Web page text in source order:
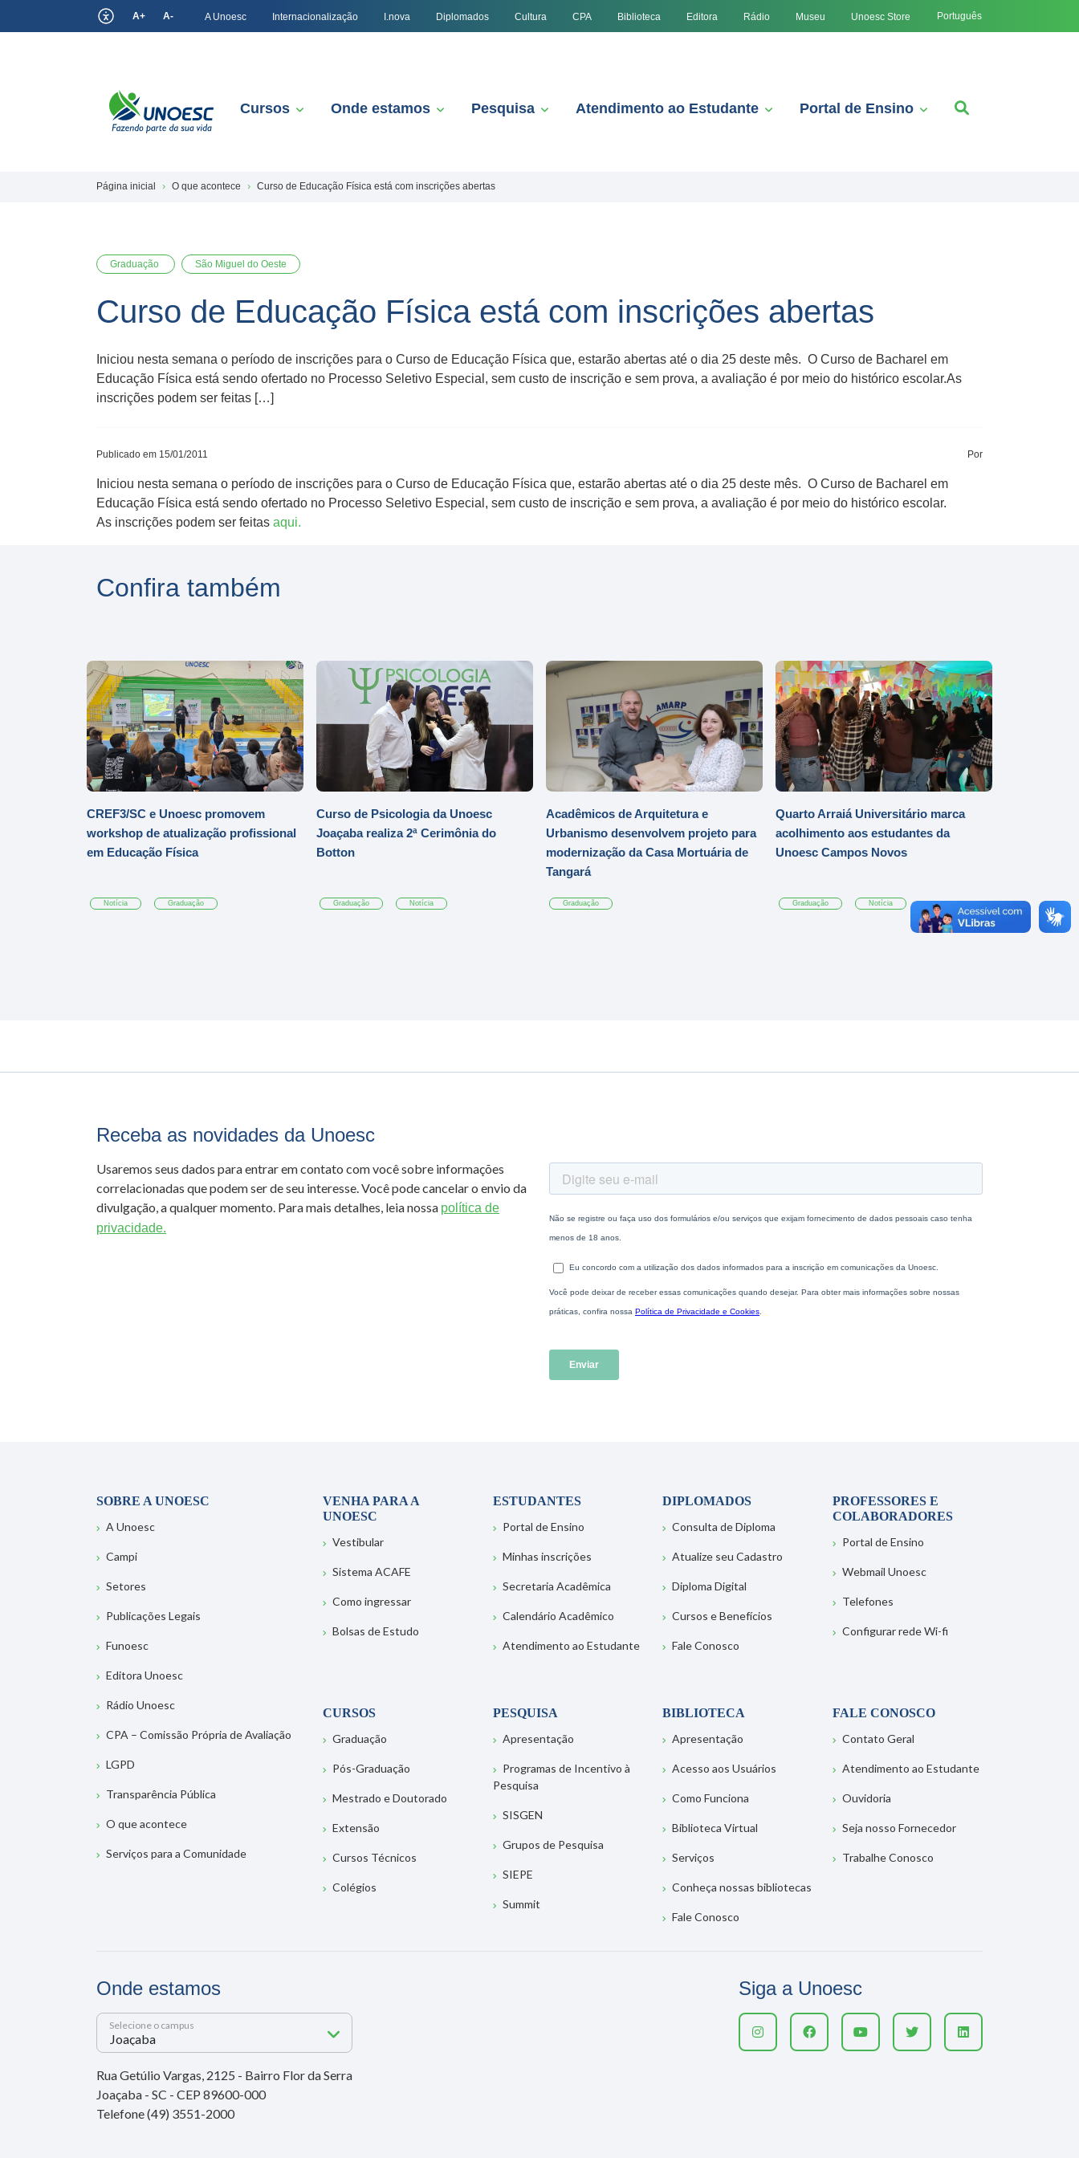
A+ A- A Unoesc Internacionalização I.nova Diplomados Cultura CPA Biblioteca Editora Rádio Museu Unoesc Store Português
Cursos Onde estamos Pesquisa Atendimento ao Estudante Portal de Ensino
Página inicial O que acontece Curso de Educação Física está com inscrições abertas
Graduação São Miguel do Oeste
Curso de Educação Física está com inscrições abertas
Iniciou nesta semana o período de inscrições para o Curso de Educação Física que, estarão abertas até o dia 25 deste mês. O Curso de Bacharel em
Educação Física está sendo ofertado no Processo Seletivo Especial, sem custo de inscrição e sem prova, a avaliação é por meio do histórico escolar.As
inscrições podem ser feitas […]
Publicado em 15/01/2011 Por
Iniciou nesta semana o período de inscrições para o Curso de Educação Física que, estarão abertas até o dia 25 deste mês. O Curso de Bacharel em
Educação Física está sendo ofertado no Processo Seletivo Especial, sem custo de inscrição e sem prova, a avaliação é por meio do histórico escolar.
As inscrições podem ser feitas aqui.
Confira também
CREF3/SC e Unoesc promovem
workshop de atualização profissional
em Educação Física
Notícia Graduação
Curso de Psicologia da Unoesc
Joaçaba realiza 2ª Cerimônia do
Botton
Graduação Notícia
Acadêmicos de Arquitetura e
Urbanismo desenvolvem projeto para
modernização da Casa Mortuária de
Tangará
Graduação
Quarto Arraiá Universitário marca
acolhimento aos estudantes da
Unoesc Campos Novos
Graduação Notícia
Receba as novidades da Unoesc
Usaremos seus dados para entrar em contato com você sobre informações
correlacionadas que podem ser de seu interesse. Você pode cancelar o envio da
divulgação, a qualquer momento. Para mais detalhes, leia nossa política de
privacidade.
SOBRE A UNOESC
A Unoesc
Campi
Setores
Publicações Legais
Funoesc
Editora Unoesc
Rádio Unoesc
CPA – Comissão Própria de Avaliação
LGPD
Transparência Pública
O que acontece
Serviços para a Comunidade
VENHA PARA A
UNOESC
Vestibular
Sistema ACAFE
Como ingressar
Bolsas de Estudo
ESTUDANTES
Portal de Ensino
Minhas inscrições
Secretaria Acadêmica
Calendário Acadêmico
Atendimento ao Estudante
DIPLOMADOS
Consulta de Diploma
Atualize seu Cadastro
Diploma Digital
Cursos e Benefícios
Fale Conosco
PROFESSORES E
COLABORADORES
Portal de Ensino
Webmail Unoesc
Telefones
Configurar rede Wi-fi
CURSOS
Graduação
Pós-Graduação
Mestrado e Doutorado
Extensão
Cursos Técnicos
Colégios
PESQUISA
Apresentação
Programas de Incentivo à
Pesquisa
SISGEN
Grupos de Pesquisa
SIEPE
Summit
BIBLIOTECA
Apresentação
Acesso aos Usuários
Como Funciona
Biblioteca Virtual
Serviços
Conheça nossas bibliotecas
Fale Conosco
FALE CONOSCO
Contato Geral
Atendimento ao Estudante
Ouvidoria
Seja nosso Fornecedor
Trabalhe Conosco
Onde estamos
Selecione o campus
Rua Getúlio Vargas, 2125 - Bairro Flor da Serra
Joaçaba - SC - CEP 89600-000
Telefone (49) 3551-2000
Siga a Unoesc